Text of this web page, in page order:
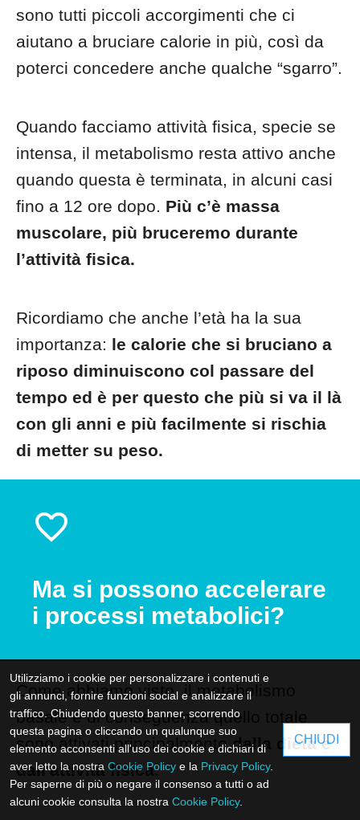
sono tutti piccoli accorgimenti che ci
aiutano a bruciare calorie in più, così da
poterci concedere anche qualche “sgarro”.
Quando facciamo attività fisica, specie se
intensa, il metabolismo resta attivo anche
quando questa è terminata, in alcuni casi
fino a 12 ore dopo. Più c’è massa
muscolare, più bruceremo durante
l’attività fisica.
Ricordiamo che anche l’età ha la sua
importanza: le calorie che si bruciano a
riposo diminuiscono col passare del
tempo ed è per questo che più si va il là
con gli anni e più facilmente si rischia
di metter su peso.
Ma si possono accelerare
i processi metabolici?
Come abbiamo visto, il metabolismo
basale e di conseguenza quello totale
sono attivati principalmentedalla dieta e
dall'attività fisica.
Utilizziamo i cookie per personalizzare i contenuti e
gli annunci, fornire funzioni social e analizzare il
traffico. Chiudendo questo banner, scorrendo
questa pagina o cliccando un qualunque suo
elemento acconsenti all'uso dei cookie e dichiari di
aver letto la nostra Cookie Policy e la Privacy Policy.
Per saperne di più o negare il consenso a tutti o ad
alcuni cookie consulta la nostra Cookie Policy.
CHIUDI